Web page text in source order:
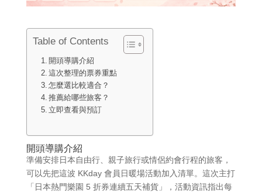
Table of Contents
開頭導購介紹
這次整理的票券重點
怎麼選比較適合？
推薦給哪些旅客？
立即查看與預訂
開頭導購介紹
準備安排日本自由行、親子旅行或情侶約會行程的旅客，
可以先把這波 KKday 會員日暖場活動加入清單。這次主打
「日本熱門樂園 5 折券連續五天補貨」，活動資訊指出每